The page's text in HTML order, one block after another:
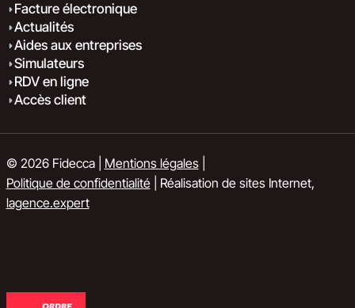
Facture électronique
Actualités
Aides aux entreprises
Simulateurs
RDV en ligne
Accès client
© 2026 Fidecca | Mentions légales|
Politique de confidentialité| Réalisation de sites Internet,
lagence.expert